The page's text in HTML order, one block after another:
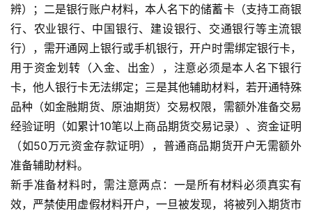
辨）；二是银行账户材料，本人名下的储蓄卡（支持工商银
行、农业银行、中国银行、建设银行、交通银行等主流银
行），需开通网上银行或手机银行，开户时需绑定银行卡，
用于资金划转（入金、出金），注意必须是本人名下银行
卡，他人银行卡无法绑定；三是其他辅助材料，若开通特殊
品种（如金融期货、原油期货）交易权限，需额外准备交易
经验证明（如累计10笔以上商品期货交易记录）、资金证明
（如50万元资金存款证明），普通商品期货开户无需额外
准备辅助材料。
新手准备材料时，需注意两点：一是所有材料必须真实有
效，严禁使用虚假材料开户，一旦被发现，将被列入期货市